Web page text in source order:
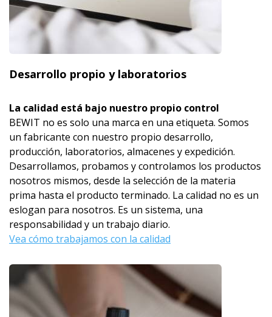
Desarrollo propio y laboratorios
La calidad está bajo nuestro propio control
BEWIT no es solo una marca en una etiqueta. Somos
un fabricante con nuestro propio desarrollo,
producción, laboratorios, almacenes y expedición.
Desarrollamos, probamos y controlamos los productos
nosotros mismos, desde la selección de la materia
prima hasta el producto terminado. La calidad no es un
eslogan para nosotros. Es un sistema, una
responsabilidad y un trabajo diario.
Vea cómo trabajamos con la calidad